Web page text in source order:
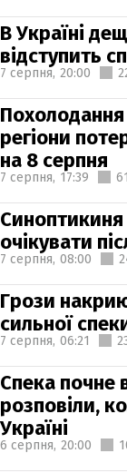
В Україні
відступить
7 серпня, 20:00
Похолодання
регіони
на 8 серпня
7 серпня, 17:39
Синоптикиня
очікувати
7 серпня, 08:00
Грози
сильної
7 серпня, 06:21
Спека почне
розповіли,
Україні
6 серпня, 20:00